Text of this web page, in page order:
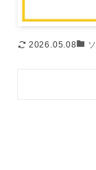
2026.05.08